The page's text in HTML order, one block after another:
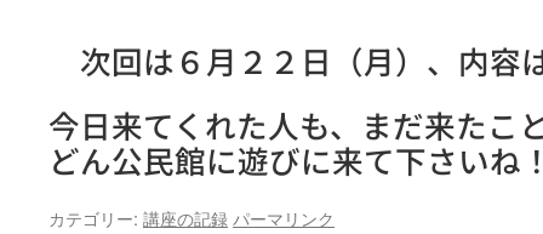
次回は６月２２日（月）、内容
今日来てくれた人も、まだ来たこ
どん公民館に遊びに来て下さいね
カテゴリー: 講座の記録 パーマリンク